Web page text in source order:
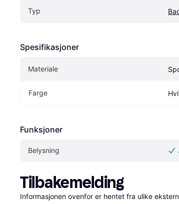
Typ
Spesifikasjoner
Materiale
Farge
Funksjoner
Belysning
Tilbakemelding
Informasjonen ovenfor er hentet fra ulike